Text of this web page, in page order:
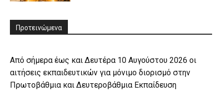
Προτεινώμενα
Από σήμερα έως και Δευτέρα 10 Αυγούστου 2026 οι
αιτήσεις εκπαιδευτικών για μόνιμο διορισμό στην
Πρωτοβάθμια και Δευτεροβάθμια Εκπαίδευση